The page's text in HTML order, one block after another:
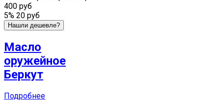
400 руб
5% 20 руб
Нашли дешевле?
Масло
оружейное
Беркут
Подробнее